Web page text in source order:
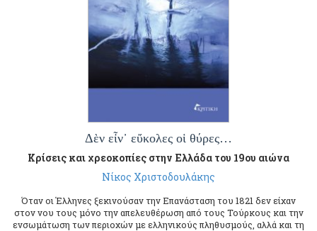
Δὲν εἶν᾿ εὔκολες οἱ θύρες…
Κρίσεις και χρεοκοπίες στην Ελλάδα του 19ου αιώνα
Νίκος Χριστοδουλάκης
Όταν οι Έλληνες ξεκινούσαν την Επανάσταση του 1821 δεν είχαν
στον νου τους μόνο την απελευθέρωση από τους Τούρκους και την
ενσωμάτωση των περιοχών με ελληνικούς πληθυσμούς, αλλά και τη